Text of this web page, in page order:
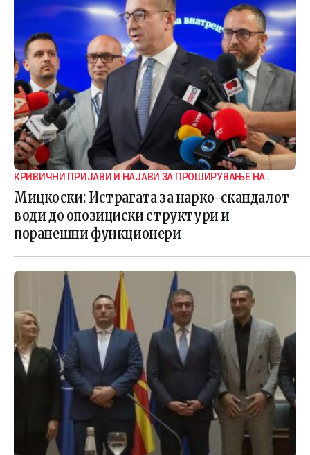
КРИВИЧНИ ПРИЈАВИ И НАЈАВИ ЗА ПРОШИРУВАЊЕ НА
ИСТРАГАТА
Мицкоски: Истрагата за нарко-скандалот
води до опозициски структури и
поранешни функционери